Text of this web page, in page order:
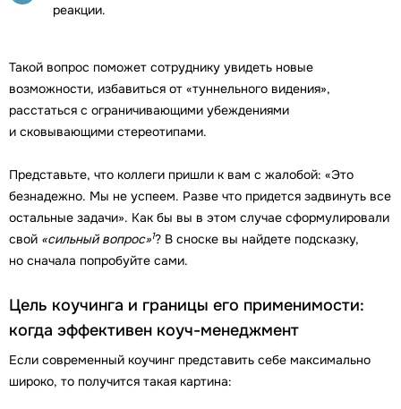
реакции.
Такой вопрос поможет сотруднику увидеть новые
возможности, избавиться от «туннельного видения»,
расстаться с ограничивающими убеждениями
и сковывающими стереотипами.
Представьте, что коллеги пришли к вам с жалобой: «Это
безнадежно. Мы не успеем. Разве что придется задвинуть все
остальные задачи». Как бы вы в этом случае сформулировали
свой «сильный вопрос»1? В сноске вы найдете подсказку,
но сначала попробуйте сами.
Цель коучинга и границы его применимости:
когда эффективен коуч-менеджмент
Если современный коучинг представить себе максимально
широко, то получится такая картина: